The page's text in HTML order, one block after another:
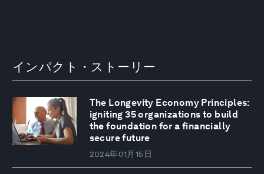
インパクト・ストーリー
The Longevity Economy Principles:
igniting 35 organizations to build
the foundation for a financially
secure future
2024年01月15日